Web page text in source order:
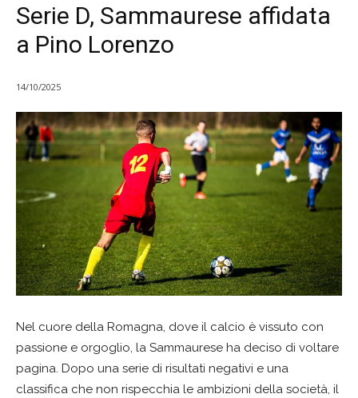
Serie D, Sammaurese affidata
a Pino Lorenzo
14/10/2025
Nel cuore della Romagna, dove il calcio è vissuto con
passione e orgoglio, la Sammaurese ha deciso di voltare
pagina. Dopo una serie di risultati negativi e una
classifica che non rispecchia le ambizioni della società, il